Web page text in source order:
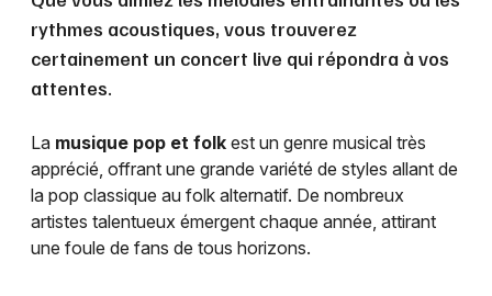
rythmes acoustiques, vous trouverez
certainement un concert live qui répondra à vos
attentes.
La musique pop et folk est un genre musical très
apprécié, offrant une grande variété de styles allant de
la pop classique au folk alternatif. De nombreux
artistes talentueux émergent chaque année, attirant
une foule de fans de tous horizons.